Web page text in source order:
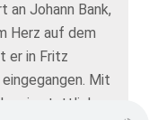
an Johann Bank,
Herz auf dem
er in Fritz
Mit
sein stattliches